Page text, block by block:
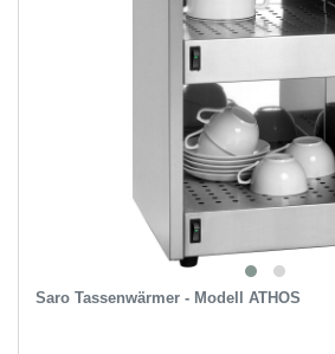
Saro Tassenwärmer - Modell ATHOS